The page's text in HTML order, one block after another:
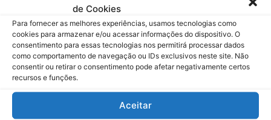
de Cookies
Para fornecer as melhores experiências, usamos tecnologias como
cookies para armazenar e/ou acessar informações do dispositivo. O
consentimento para essas tecnologias nos permitirá processar dados
como comportamento de navegação ou IDs exclusivos neste site. Não
consentir ou retirar o consentimento pode afetar negativamente certos
recursos e funções.
Aceitar
Deixe uma resposta